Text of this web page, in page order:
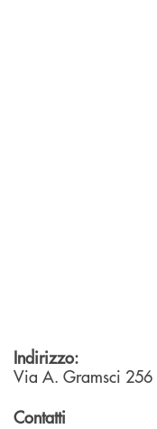
Indirizzo:
Via A. Gramsci 256
Contatti